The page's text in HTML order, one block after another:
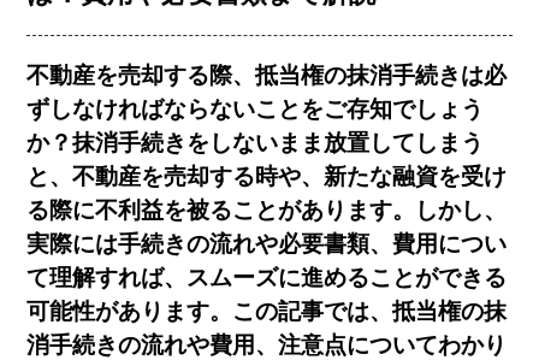
コラム一覧
会社概要
簡単査定 売却相談
不動産を売却する際、抵当権の抹消手続きは必
ずしなければならないことをご存知でしょう
か？抹消手続きをしないまま放置してしまう
と、不動産を売却する時や、新たな融資を受け
る際に不利益を被ることがあります。しかし、
実際には手続きの流れや必要書類、費用につい
て理解すれば、スムーズに進めることができる
可能性があります。この記事では、抵当権の抹
消手続きの流れや費用、注意点についてわかり